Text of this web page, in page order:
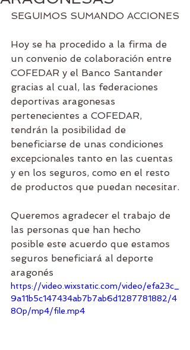
SEGUIMOS SUMANDO ACCIONES
Hoy se ha procedido a la firma de
un convenio de colaboración entre
COFEDAR y el Banco Santander
gracias al cual, las federaciones
deportivas aragonesas
pertenecientes a COFEDAR,
tendrán la posibilidad de
beneficiarse de unas condiciones
excepcionales tanto en las cuentas
y en los seguros, como en el resto
de productos que puedan necesitar.
Queremos agradecer el trabajo de
las personas que han hecho
posible este acuerdo que estamos
seguros beneficiará al deporte
aragonés
https://video.wixstatic.com/video/efa23c_
9a11b5c147434ab7b7ab6d1287781882/4
80p/mp4/file.mp4